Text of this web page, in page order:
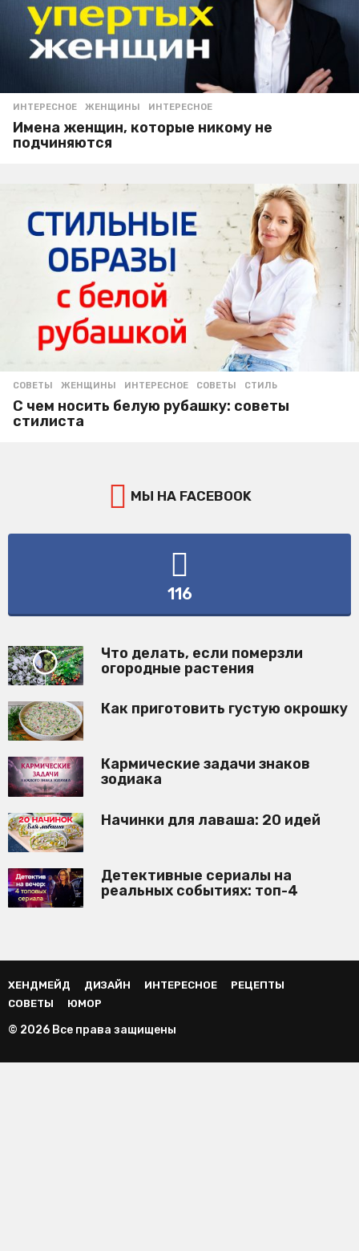
ИНТЕРЕСНОЕ ЖЕНЩИНЫ ,ИНТЕРЕСНОЕ
Имена женщин, которые никому не
подчиняются
СОВЕТЫ ЖЕНЩИНЫ ,ИНТЕРЕСНОЕ ,СОВЕТЫ ,СТИЛЬ
С чем носить белую рубашку: советы
стилиста
МЫ НА FACEBOOK
116
Что делать, если померзли
огородные растения
Как приготовить густую окрошку
Кармические задачи знаков
зодиака
Начинки для лаваша: 20 идей
Детективные сериалы на
реальных событиях: топ-4
ХЕНДМЕЙД ДИЗАЙН ИНТЕРЕСНОЕ
РЕЦЕПТЫ
СОВЕТЫ
ЮМОР
© 2026 Все права защищены